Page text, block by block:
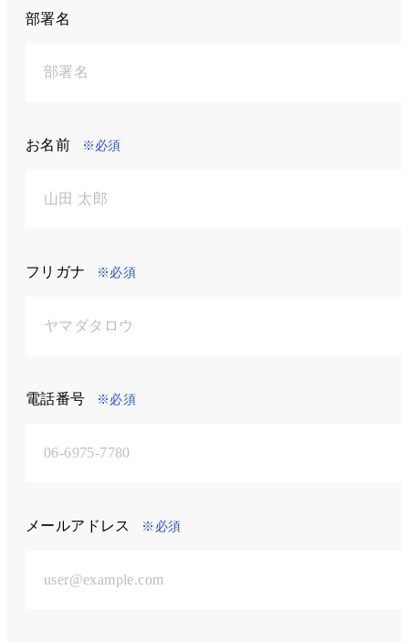
部署名
お名前 ※必須
フリガナ ※必須
電話番号 ※必須
メールアドレス ※必須